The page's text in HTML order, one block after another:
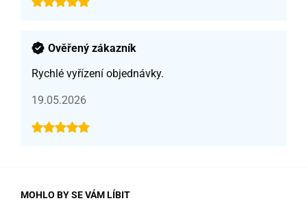
Ověřený zákazník
Rychlé vyřízení objednávky.
19.05.2026
MOHLO BY SE VÁM LÍBIT